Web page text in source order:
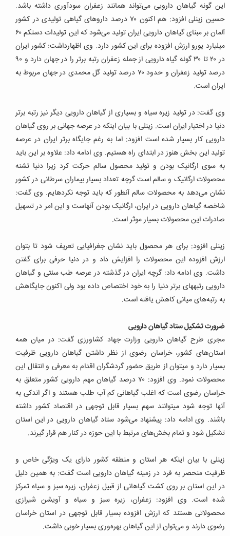
این گونه گیاهان دارویی می‌تواند همانند زعفران سودآوری داشته باشد.
حسین زینلی افزود: هم اکنون ۷۰ درصد داروهای گیاهی تولیدی در کشور
آلمان بر مبنای گیاهان دارویی ایران تولید می‌شود که این تولیدات دستکم ۶۰
میلیارد یورو ارزش افزوده برای این کشور دارد. وی اظهارداشت: کشور ایران
در ۲۰ تا ۳۰ گونه گیاه دارویی از جمله زعفران رتبه برتر را در جهان دارد و ۹۰
درصد تولید زعفران و حدود ۷۰ درصد تولید گل محمدی در جهان مربوط به
ایران است.
وی گفت: در تولید زیره سیاه و بسیاری از گیاهان دارویی دیگر نیز رتبه برتر
دنیا در اختیار ایران است. زینلی با بیان اینکه در عرصه جهانی بر روی گیاهان
دارویی کار بسیار شده است افزود: اما به رغم جایگاه برتر ایران در عرصه
تولید این بخش هنوز در ابتدای راه هستیم. وی ادامه داد: علاوه بر این باید
به سوی ارگانیک بودن و تولید محصول سالم حرکت کرد زیرا دنیا تشنه
محصولات ارگانیک و سالم است گرچه تعداد بسیار بیماران سرطانی در کشور
نشان می‌‏دهد به محصولات سالم آنطور که باید توجه نکرده‎ایم. وی گفت:
شاخصه گیاهان دارویی در ایران، ارگانیک بودن آنهاست و این امر در تسهیل
صادرات این محصولات بسیار موثر است.
زینلی افزود: برای هر محصول باید نشان جغرافیایی تعریف شود تا بتوان
ارزش افزوده این محصولات را افزایش داد و در دنیا حرفی برای گفتن
داشت. وی ادامه داد: گرچه ایران در گذشته در عرصه طب سنتی و گیاهان
دارویی رتبه‎های برتر دنیا را به خود اختصاص داده بود ولی اکنون جایگاهش
به رتبه‌های میانی کاهش یافته است.
ضرورت تشکیل ستاد گیاهان دارویی
مجری طرح گیاهان دارویی وزارت جهاد کشاورزی گفت: در میان همه
استان‌های کشور، خراسان رضوی از نظر داشتن گیاهان دارویی ظرفیت
بسیار دارد و می‎توان از طریق حضور گردشگران اقدام به معرفی و انتقال این
محصولات نمود. وی افزود: ۷۰ درصد گیاهان مهم دارویی کشور متعلق به
خراسان رضوی است که اغلب گیاهانی کم آب طلب هستند و اگر اندکی به
آنها توجه شود می‎توانند سهم بسیار قابل توجهی در اقتصاد کشور داشته
باشند. وی ادامه داد: پیشنهاد می‌شود ستاد گیاهان دارویی در این استان
تشکیل شود و تمام بخش‌های مرتبط با این حوزه در کنار هم قرار گیرند.
زینلی با بیان اینکه هر استان و منطقه کشور دارای یک ویژگی خاص و
ظرفیت منحصر به فرد در زمینه گیاهان دارویی است گفت: به همین دلیل
در این استان بر روی کشت گیاهانی از قبیل زعفران، زیره سبز و سیاه تمرکز
شده است. وی افزود: زعفران، زیره سبز و سیاه و آویشن شیرازی
محصولاتی هستند که ارزش افزوده بسیار قابل توجهی در استان خراسان
رضوی دارند و می‌توان از این گیاهان بهره‌وری بسیار خوبی داشت.